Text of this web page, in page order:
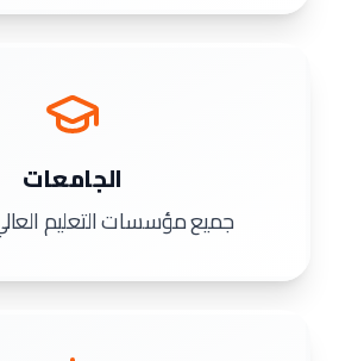
الجامعات
جميع مؤسسات التعليم